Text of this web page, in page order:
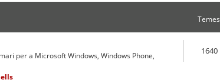
Temes
per a Microsoft Windows, Windows Phone,
1640